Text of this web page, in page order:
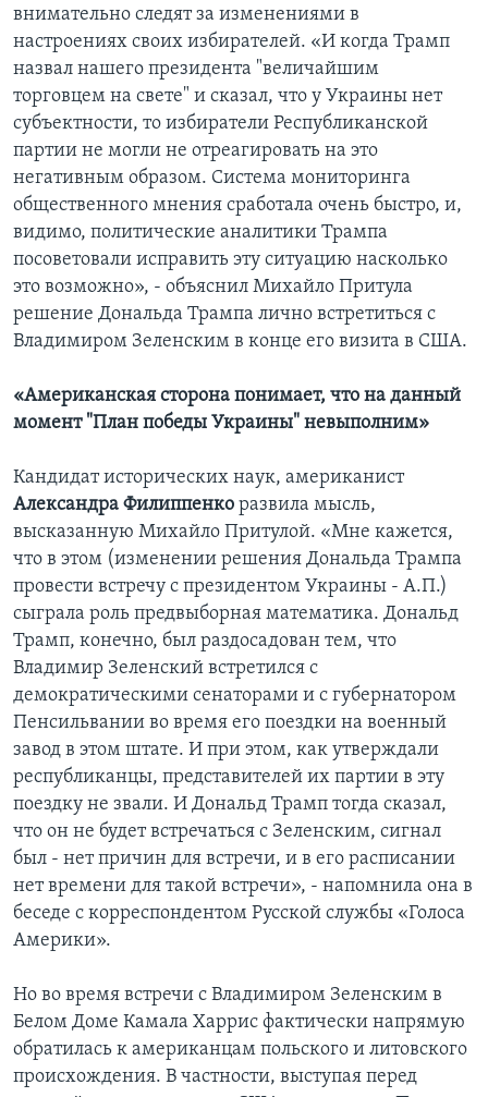
внимательно следят за изменениями в
настроениях своих избирателей. «И когда Трамп
назвал нашего президента "величайшим
торговцем на свете" и сказал, что у Украины нет
субъектности, то избиратели Республиканской
партии не могли не отреагировать на это
негативным образом. Система мониторинга
общественного мнения сработала очень быстро, и,
видимо, политические аналитики Трампа
посоветовали исправить эту ситуацию насколько
это возможно», - объяснил Михайло Притула
решение Дональда Трампа лично встретиться с
Владимиром Зеленским в конце его визита в США.
«Американская сторона понимает, что на данный
момент "План победы Украины" невыполним»
Кандидат исторических наук, американист
Александра Филиппенко развила мысль,
высказанную Михайло Притулой. «Мне кажется,
что в этом (изменении решения Дональда Трампа
провести встречу с президентом Украины - А.П.)
сыграла роль предвыборная математика. Дональд
Трамп, конечно, был раздосадован тем, что
Владимир Зеленский встретился с
демократическими сенаторами и с губернатором
Пенсильвании во время его поездки на военный
завод в этом штате. И при этом, как утверждали
республиканцы, представителей их партии в эту
поездку не звали. И Дональд Трамп тогда сказал,
что он не будет встречаться с Зеленским, сигнал
был - нет причин для встречи, и в его расписании
нет времени для такой встречи», - напомнила она в
беседе с корреспондентом Русской службы «Голоса
Америки».
Но во время встречи с Владимиром Зеленским в
Белом Доме Камала Харрис фактически напрямую
обратилась к американцам польского и литовского
происхождения. В частности, выступая перед